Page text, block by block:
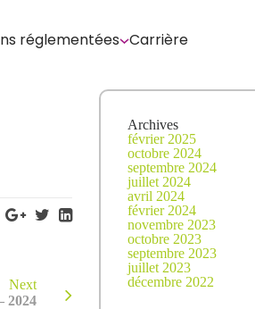
réglementées Carrière
Next
2024
Archives
février 2025
octobre 2024
septembre 2024
juillet 2024
avril 2024
février 2024
novembre 2023
octobre 2023
septembre 2023
juillet 2023
décembre 2022